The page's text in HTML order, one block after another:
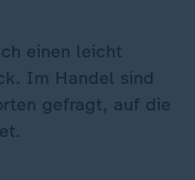
einen leicht
Im Handel sind
gefragt, auf die